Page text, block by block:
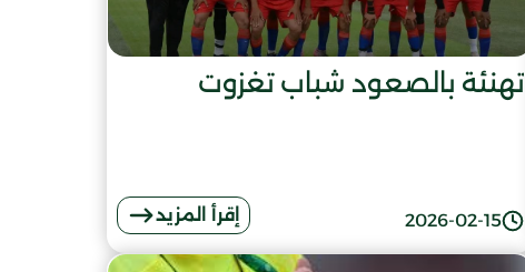
تهنئة بالصعود شباب تغزوت
2026-02-15 إقرأ المزيد